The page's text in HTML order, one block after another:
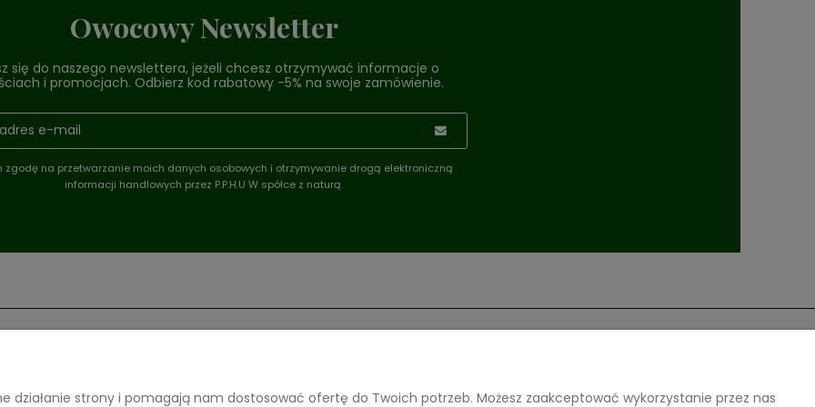
Owocowy Newsletter
się do naszego newslettera, jeżeli chcesz otrzymywać informacje o
i promocjach. Odbierz kod rabatowy -5% na swoje zamówienie.
zgodę na przetwarzanie moich danych osobowych i otrzymywanie drogą elektroniczną
informacji handlowych przez P.P.H.U W spółce z naturą.
Formy płatności Twoje zamówienia
działanie strony i pomagają nam dostosować ofertę do Twoich potrzeb. Możesz zaakceptować wykorzystanie przez nas